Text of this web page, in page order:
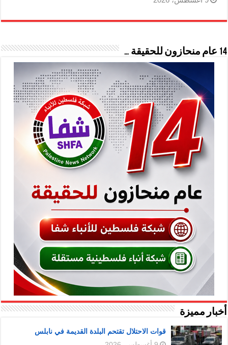
14 عام منحازون للحقيقة …
أخبار مميزة
قوات الاحتلال تقتحم البلدة القديمة في نابلس